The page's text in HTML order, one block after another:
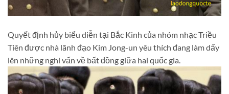
Quyết định hủy biểu diễn tại Bắc Kinh của nhóm nhạc Triều
Tiên được nhà lãnh đạo Kim Jong-un yêu thích đang làm dấy
lên những nghi vấn về bất đồng giữa hai quốc gia.